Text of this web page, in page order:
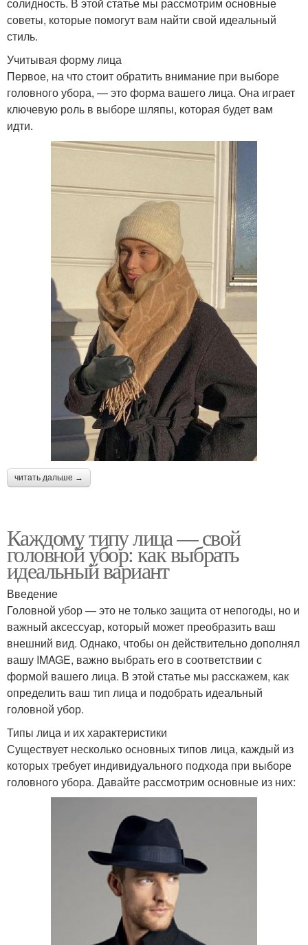
советы, которые помогут вам найти свой идеальный
стиль.
Учитывая форму лица
Первое, на что стоит обратить внимание при выборе
головного убора, — это форма вашего лица. Она играет
ключевую роль в выборе шляпы, которая будет вам
идти.
читать дальше →
Каждому типу лица — свой
головной убор: как выбрать
идеальный вариант
Введение
Головной убор — это не только защита от непогоды, но и
важный аксессуар, который может преобразить ваш
внешний вид. Однако, чтобы он действительно дополнял
вашу IMAGE, важно выбрать его в соответствии с
формой вашего лица. В этой статье мы расскажем, как
определить ваш тип лица и подобрать идеальный
головной убор.
Типы лица и их характеристики
Существует несколько основных типов лица, каждый из
которых требует индивидуального подхода при выборе
головного убора. Давайте рассмотрим основные из них: